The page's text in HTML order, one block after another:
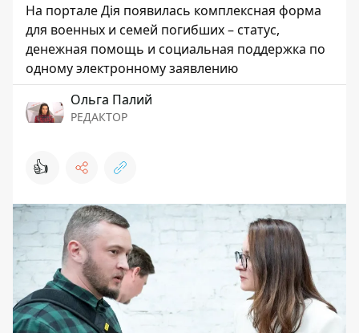
На портале Дія появилась комплексная форма
для военных и семей погибших – статус,
денежная помощь и социальная поддержка по
одному электронному заявлению
Ольга Палий
РЕДАКТОР
👍